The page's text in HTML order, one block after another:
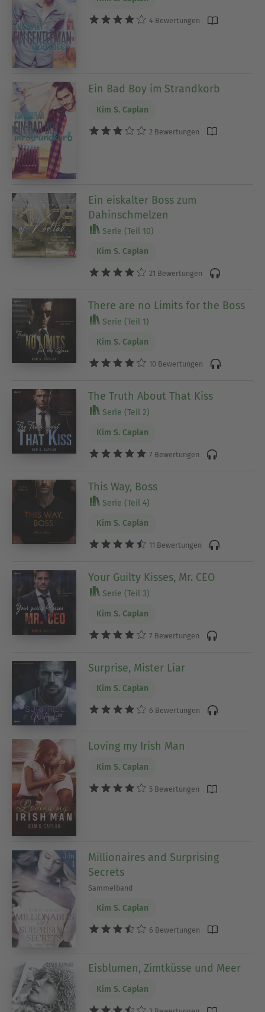
4 Bewertungen
Ein Bad Boy im Strandkorb
Kim S. Caplan
2 Bewertungen
Ein eiskalter Boss zum
Dahinschmelzen
Serie (Teil 10)
Kim S. Caplan
21 Bewertungen
There are no Limits for the Boss
Serie (Teil 1)
Kim S. Caplan
10 Bewertungen
The Truth About That Kiss
Serie (Teil 2)
Kim S. Caplan
7 Bewertungen
This Way, Boss
Serie (Teil 4)
Kim S. Caplan
11 Bewertungen
Your Guilty Kisses, Mr. CEO
Serie (Teil 3)
Kim S. Caplan
7 Bewertungen
Surprise, Mister Liar
Kim S. Caplan
6 Bewertungen
Loving my Irish Man
Kim S. Caplan
5 Bewertungen
Millionaires and Surprising
Secrets
Sammelband
Kim S. Caplan
6 Bewertungen
Eisblumen, Zimtküsse und Meer
Kim S. Caplan